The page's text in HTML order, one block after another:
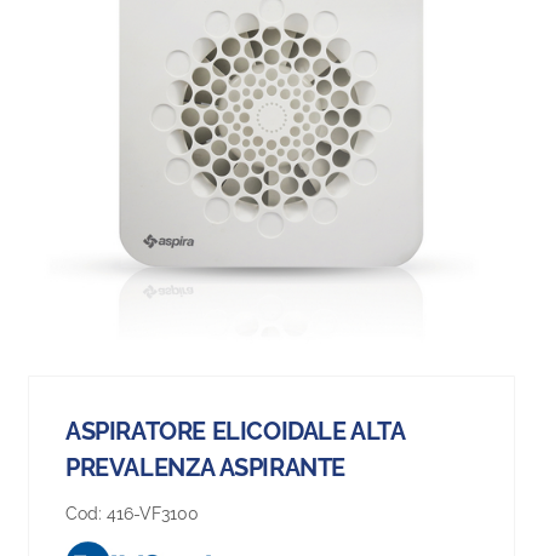
ASPIRATORE ELICOIDALE ALTA
PREVALENZA ASPIRANTE
Cod: 416-VF3100